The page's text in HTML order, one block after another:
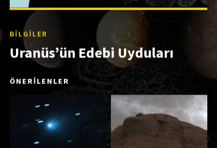
BILGILER
Uranüs’ün Edebi Uyduları
ÖNERİLENLER